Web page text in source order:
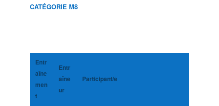
CATÉGORIE M8
Entr
aîne
men
t
Entr
aîne
ur
Participant/e